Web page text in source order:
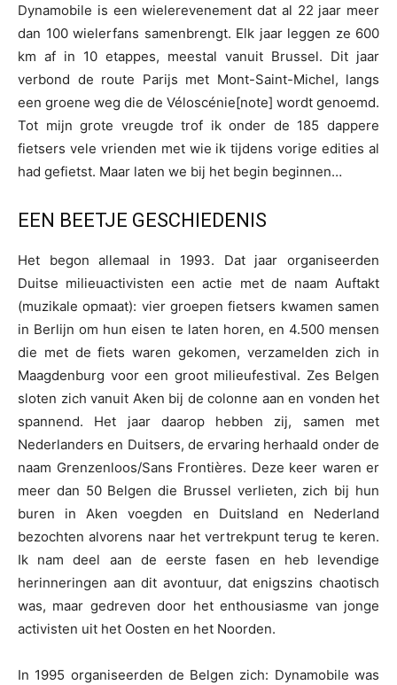
Dynamobile is een wielerevenement dat al 22 jaar meer
dan 100 wielerfans samenbrengt. Elk jaar leggen ze 600
km af in 10 etappes, meestal vanuit Brussel. Dit jaar
verbond de route Parijs met Mont-Saint-Michel, langs
een groene weg die de Véloscénie[note] wordt genoemd.
Tot mijn grote vreugde trof ik onder de 185 dappere
fietsers vele vrienden met wie ik tijdens vorige edities al
had gefietst. Maar laten we bij het begin beginnen…
EEN BEETJE GESCHIEDENIS
Het begon allemaal in 1993. Dat jaar organiseerden
Duitse milieuactivisten een actie met de naam Auftakt
(muzikale opmaat): vier groepen fietsers kwamen samen
in Berlijn om hun eisen te laten horen, en 4.500 mensen
die met de fiets waren gekomen, verzamelden zich in
Maagdenburg voor een groot milieufestival. Zes Belgen
sloten zich vanuit Aken bij de colonne aan en vonden het
spannend. Het jaar daarop hebben zij, samen met
Nederlanders en Duitsers, de ervaring herhaald onder de
naam Grenzenloos/Sans Frontières. Deze keer waren er
meer dan 50 Belgen die Brussel verlieten, zich bij hun
buren in Aken voegden en Duitsland en Nederland
bezochten alvorens naar het vertrekpunt terug te keren.
Ik nam deel aan de eerste fasen en heb levendige
herinneringen aan dit avontuur, dat enigszins chaotisch
was, maar gedreven door het enthousiasme van jonge
activisten uit het Oosten en het Noorden.
In 1995 organiseerden de Belgen zich: Dynamobile was